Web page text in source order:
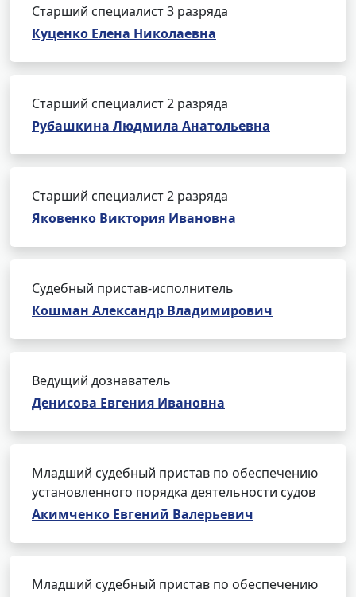
Старший специалист 3 разряда
Куценко Елена Николаевна
Старший специалист 2 разряда
Рубашкина Людмила Анатольевна
Старший специалист 2 разряда
Яковенко Виктория Ивановна
Судебный пристав-исполнитель
Кошман Александр Владимирович
Ведущий дознаватель
Денисова Евгения Ивановна
Младший судебный пристав по обеспечению
установленного порядка деятельности судов
Акимченко Евгений Валерьевич
Младший судебный пристав по обеспечению